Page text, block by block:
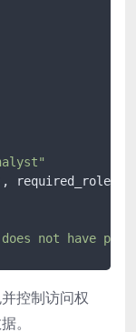
required_role):
does not have
控制访问权
。